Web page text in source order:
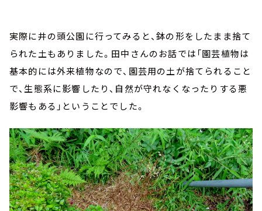
実際に井の頭公園に行ってみると、鉢の形をしたまま捨て
られた土もありました。田中さんのお話では「園芸植物は
基本的には外来植物なので、園芸用の土が捨てられること
で、生態系に影響したり、自然が守れなくなったりする悪
影響もある」ということでした。